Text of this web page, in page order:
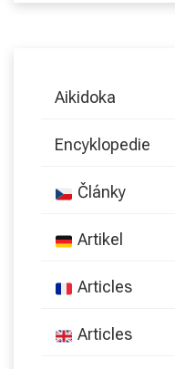
Aikidoka
Encyklopedie
Články
Artikel
Articles
Articles